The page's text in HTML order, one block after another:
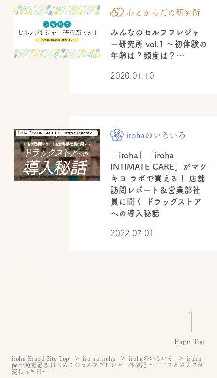
心とからだの研究所
みんなのセルフプレジャ
ー研究所 vol.1 〜初体験の
年齢は？頻度は？〜
2020.01.10
irohaのいろいろ
「iroha」「iroha
INTIMATE CARE」がマツ
キヨ ラボで買える！ 店舗
訪問レポート＆営業部社
員に聞く ドラッグストア
への導入秘話
2022.07.01
Page Top
iroha Brand Site Top iro iro iroha irohaのいろいろ
iroha
petit発売記念 はじめてのセルフプレジャー体験記 〜ココロとカラダが
変わった日〜